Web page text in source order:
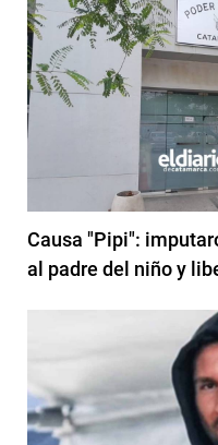
Causa "Pipi":
al padre del niño y